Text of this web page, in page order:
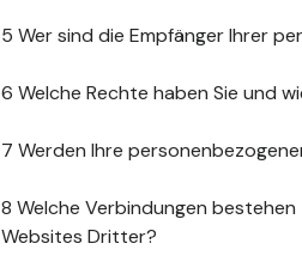
5 Wer sind die Empfänger Ihrer
6 Welche Rechte haben Sie und
7 Werden Ihre
8 Welche Verbindungen
Websites Dritter?